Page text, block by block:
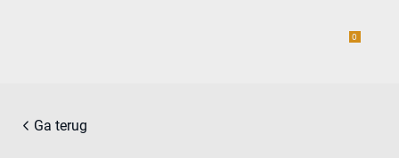
0
Ga terug